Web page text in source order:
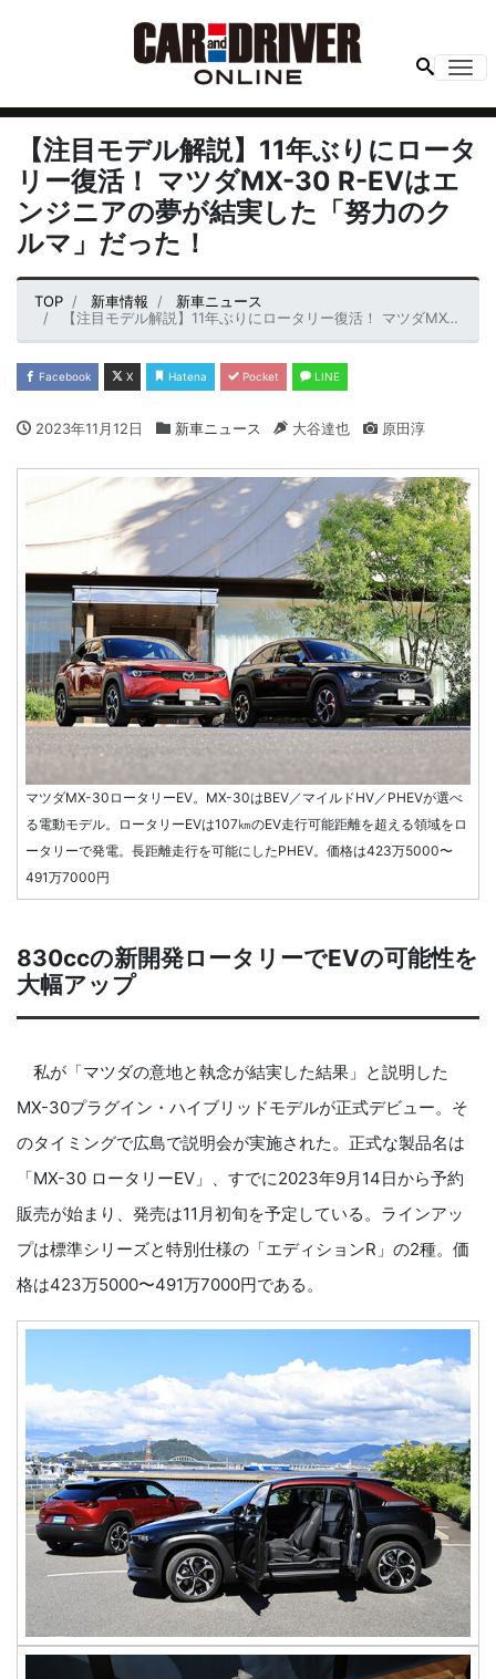
【注目モデル解説】11年ぶりにロータ
リー復活！ マツダMX-30 R-EVはエ
ンジニアの夢が結実した「努力のク
ルマ」だった！
TOP 新車情報
新車ニュース
【注目モデル解説】11年ぶりにロータリー復活！ マツダMX-30 R-EVはエンジニアの夢が結実した「努力のクルマ」だった！
Facebook X Hatena Pocket LINE
2023年11月12日 新車ニュース 大谷達也 原田淳
マツダMX-30ロータリーEV。MX-30はBEV／マイルドHV／PHEVが選べ
る電動モデル。ロータリーEVは107㎞のEV走行可能距離を超える領域をロ
ータリーで発電。長距離走行を可能にしたPHEV。価格は423万5000〜
491万7000円
830ccの新開発ロータリーでEVの可能性を
大幅アップ
私が「マツダの意地と執念が結実した結果」と説明した
MX-30プラグイン・ハイブリッドモデルが正式デビュー。そ
のタイミングで広島で説明会が実施された。正式な製品名は
「MX-30 ロータリーEV」、すでに2023年9月14日から予約
販売が始まり、発売は11月初旬を予定している。ラインアッ
プは標準シリーズと特別仕様の「エディションR」の2種。価
格は423万5000〜491万7000円である。